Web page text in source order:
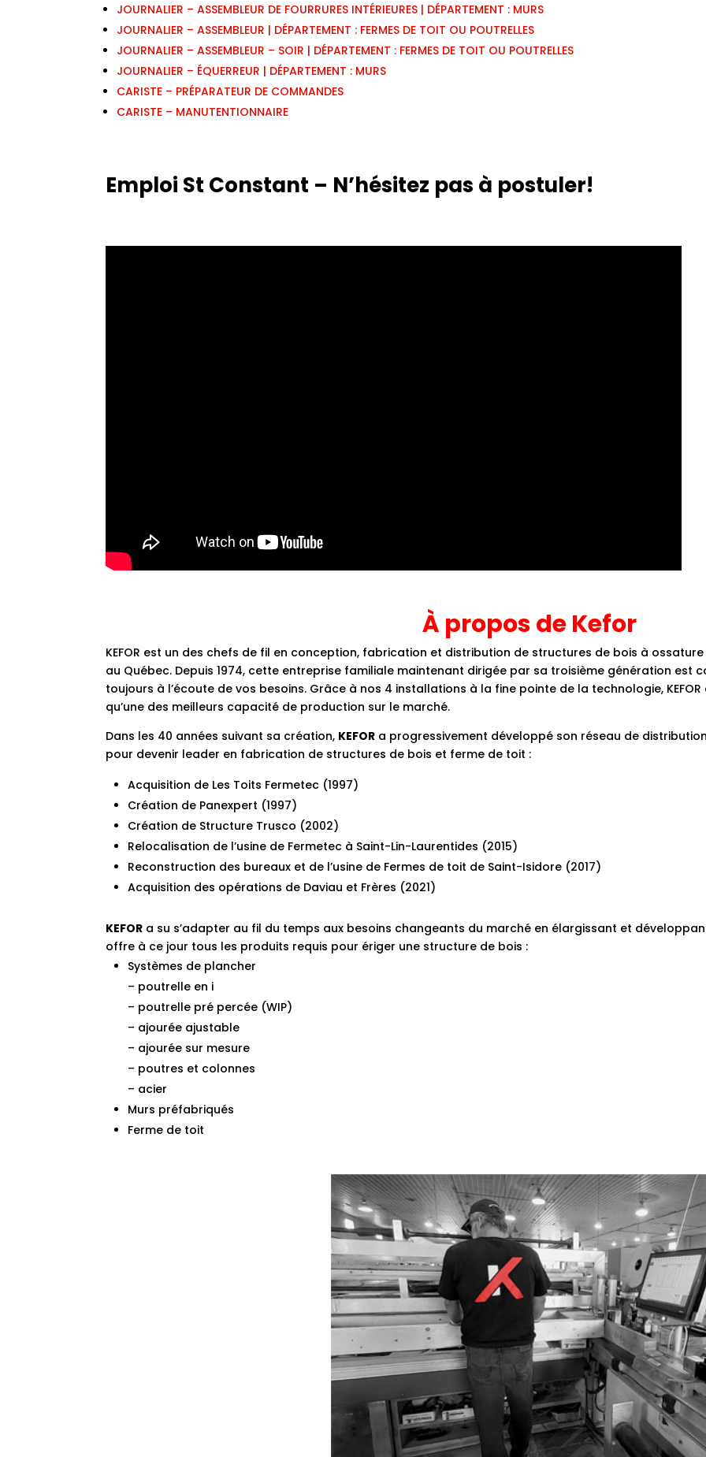
JOURNALIER – ASSEMBLEUR DE FOURRURES INTÉRIEURES | DÉPARTEMENT : MURS
JOURNALIER – ASSEMBLEUR | DÉPARTEMENT : FERMES DE TOIT OU POUTRELLES
JOURNALIER – ASSEMBLEUR – SOIR | DÉPARTEMENT : FERMES DE TOIT OU POUTRELLES
JOURNALIER – ÉQUERREUR | DÉPARTEMENT : MURS
CARISTE – PRÉPARATEUR DE COMMANDES
CARISTE – MANUTENTIONNAIRE
Emploi St Constant – N’hésitez pas à postuler!
À propos de Kefor
KEFOR est un des chefs de fil en conception, fabrication et distribution de structures de bois à
au Québec. Depuis 1974, cette entreprise familiale maintenant dirigée par sa troisième génération est
toujours à l’écoute de vos besoins. Grâce à nos 4 installations à la fine pointe de la technologie,
qu’une des meilleurs capacité de production sur le marché.
Dans les 40 années suivant sa création, KEFOR a progressivement développé son réseau de
pour devenir leader en fabrication de structures de bois et ferme de toit :
Acquisition de Les Toits Fermetec (1997)
Création de Panexpert (1997)
Création de Structure Trusco (2002)
Relocalisation de l’usine de Fermetec à Saint-Lin-Laurentides (2015)
Reconstruction des bureaux et de l’usine de Fermes de toit de Saint-Isidore (2017)
Acquisition des opérations de Daviau et Frères (2021)
KEFOR a su s’adapter au fil du temps aux besoins changeants du marché en élargissant et
offre à ce jour tous les produits requis pour ériger une structure de bois :
Systèmes de plancher
– poutrelle en i
– poutrelle pré percée (WIP)
– ajourée ajustable
– ajourée sur mesure
– poutres et colonnes
– acier
Murs préfabriqués
Ferme de toit